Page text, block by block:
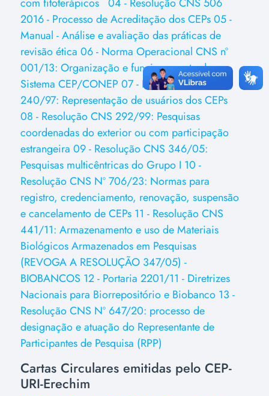
2016 - Processo de Acreditação dos CEPs 05 -
Manual - Análise e avaliação das práticas de
revisão ética 06 - Norma Operacional CNS nº
001/13: Organização e funcionamento do
Sistema CEP/CONEP 07 - Resolução CNS
240/97: Representação de usuários dos CEPs
08 - Resolução CNS 292/99: Pesquisas
coordenadas do exterior ou com participação
estrangeira 09 - Resolução CNS 346/05:
Pesquisas multicêntricas do Grupo I 10 -
Resolução CNS Nº 706/23: Normas para
registro, credenciamento, renovação, suspensão
e cancelamento de CEPs 11 - Resolução CNS
441/11: Armazenamento e uso de Materiais
Biológicos Armazenados em Pesquisas
(REVOGA A RESOLUÇÃO 347/05) -
BIOBANCOS 12 - Portaria 2201/11 - Diretrizes
Nacionais para Biorrepositório e Biobanco 13 -
Resolução CNS Nº 647/20: processo de
designação e atuação do Representante de
Participantes de Pesquisa (RPP)
Cartas Circulares emitidas pelo CEP-
URI-Erechim